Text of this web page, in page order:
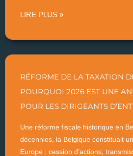
LIRE PLUS »
RÉFORME DE LA TAXATION
POURQUOI 2026 EST UNE
POUR LES DIRIGEANTS
Une réforme fiscale historique en
décennies, la Belgique constituait
Europe : cession d’actions,